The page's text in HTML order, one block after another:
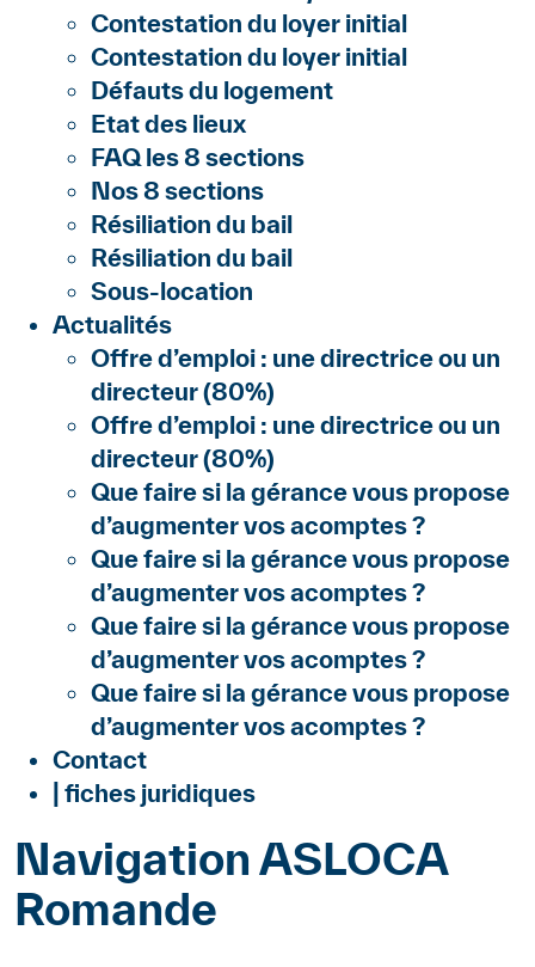
Contestation du loyer initial
Contestation du loyer initial
Défauts du logement
Etat des lieux
FAQ les 8 sections
Nos 8 sections
Résiliation du bail
Résiliation du bail
Sous-location
Actualités
Offre d’emploi : une directrice ou un
directeur (80%)
Offre d’emploi : une directrice ou un
directeur (80%)
Que faire si la gérance vous propose
d’augmenter vos acomptes ?
Que faire si la gérance vous propose
d’augmenter vos acomptes ?
Que faire si la gérance vous propose
d’augmenter vos acomptes ?
Que faire si la gérance vous propose
d’augmenter vos acomptes ?
Contact
| fiches juridiques
Navigation ASLOCA
Romande